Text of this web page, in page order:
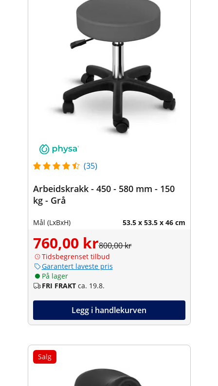
(35)
Arbeidskrakk - 450 - 580 mm - 150
kg - Grå
Mål (LxBxH) 53.5 x 53.5 x 46 cm
760,00 kr800,00 kr
Tidsbegrenset tilbud
Garantert laveste pris
På lager
FRI FRAKT ca. 19.8.
Legg i handlekurven
Salg